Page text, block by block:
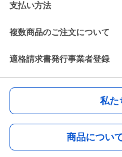
支払い方法
複数商品のご注文について
適格請求書発行事業者登録
私た
商品につい